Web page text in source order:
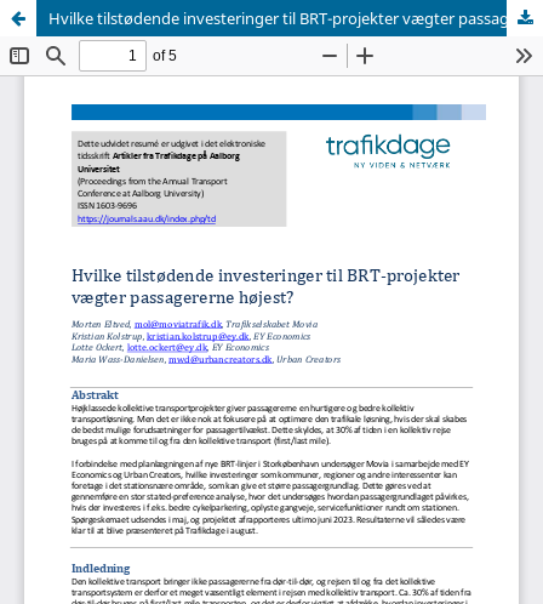
Hvilke tilstødende investeringer til BRT-projekter vægter passagererne højest?